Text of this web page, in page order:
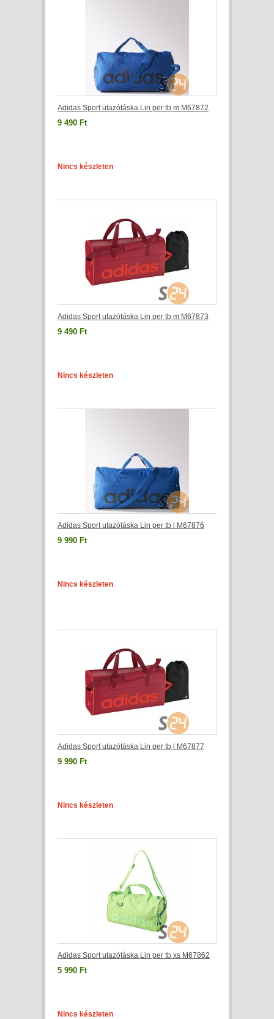
Adidas Sport utazótáska Lin per tb m M67872
9 490 Ft
Nincs készleten
Adidas Sport utazótáska Lin per tb m M67873
9 490 Ft
Nincs készleten
Adidas Sport utazótáska Lin per tb l M67876
9 990 Ft
Nincs készleten
Adidas Sport utazótáska Lin per tb l M67877
9 990 Ft
Nincs készleten
Adidas Sport utazótáska Lin per tb xs M67862
5 990 Ft
Nincs készleten